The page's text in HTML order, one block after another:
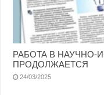
РАБОТА В НАУЧНО-
ПРОДОЛЖАЕТСЯ
24/03/2025